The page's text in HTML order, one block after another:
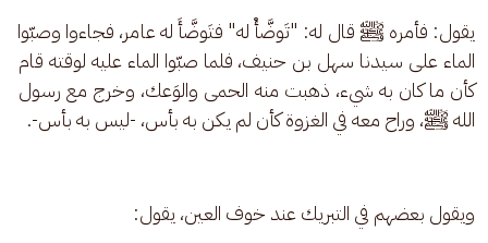
يقول: فأمره ﷺ قال له: "تَوضَّأْ له" فتَوضَّأَ له عامر، فجاءوا وصبّوا
الماء على سيدنا سهل بن حنيف، فلما صبّوا الماء عليه لوقته قام
كأن ما كان به شيء، ذهبت منه الحمى والوَعك، وخرج مع رسول
الله ﷺ، وراح معه في الغزوة كأن لم يكن به بأس، -ليس به بأس-.
ويقول بعضهم في التبريك عند خوف العين، يقول: